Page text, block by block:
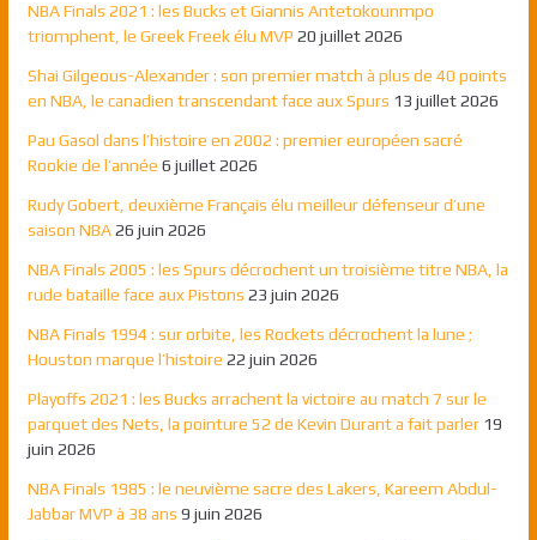
NBA Finals 2021 : les Bucks et Giannis Antetokounmpo
triomphent, le Greek Freek élu MVP 20 juillet 2026
Shai Gilgeous-Alexander : son premier match à plus de 40 points
en NBA, le canadien transcendant face aux Spurs 13 juillet 2026
Pau Gasol dans l’histoire en 2002 : premier européen sacré
Rookie de l’année 6 juillet 2026
Rudy Gobert, deuxième Français élu meilleur défenseur d’une
saison NBA 26 juin 2026
NBA Finals 2005 : les Spurs décrochent un troisième titre NBA, la
rude bataille face aux Pistons 23 juin 2026
NBA Finals 1994 : sur orbite, les Rockets décrochent la lune ;
Houston marque l’histoire 22 juin 2026
Playoffs 2021 : les Bucks arrachent la victoire au match 7 sur le
parquet des Nets, la pointure 52 de Kevin Durant a fait parler 19
juin 2026
NBA Finals 1985 : le neuvième sacre des Lakers, Kareem Abdul-
Jabbar MVP à 38 ans 9 juin 2026